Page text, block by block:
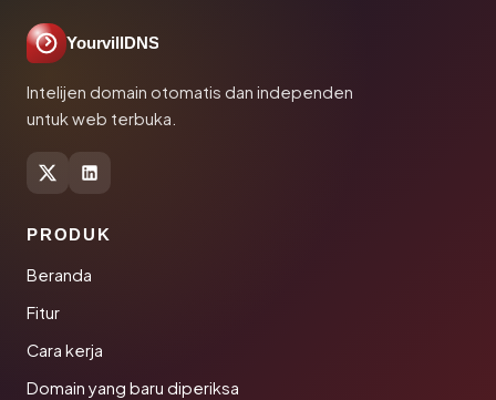
YourvillDNS
Intelijen domain otomatis dan independen
untuk web terbuka.
PRODUK
Beranda
Fitur
Cara kerja
Domain yang baru diperiksa